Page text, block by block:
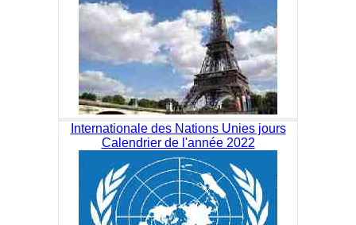
Internationale des Nations Unies jours
Calendrier de l'année 2022